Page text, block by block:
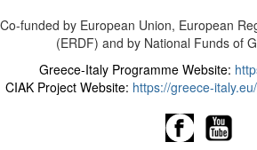
Co-funded by European Union, European
(ERDF) and by National Funds of
Greece-Italy Programme Website:
CIAK Project Website: https://greece-